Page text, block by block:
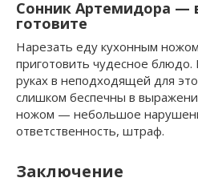
Сонник Артемидора —
готовите
Нарезать еду кухонным
приготовить чудесное
руках в неподходящей для
слишком беспечны в
ножом — небольшое
ответственность, штраф.
Заключение